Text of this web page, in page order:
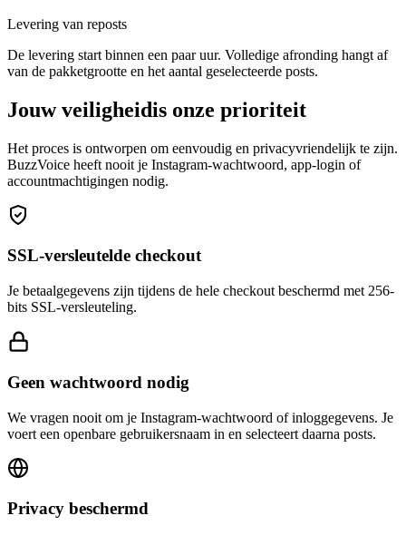
Levering van reposts
De levering start binnen een paar uur. Volledige afronding hangt af
van de pakketgrootte en het aantal geselecteerde posts.
Jouw veiligheidis onze prioriteit
Het proces is ontworpen om eenvoudig en privacyvriendelijk te zijn.
BuzzVoice heeft nooit je Instagram-wachtwoord, app-login of
accountmachtigingen nodig.
SSL-versleutelde checkout
Je betaalgegevens zijn tijdens de hele checkout beschermd met 256-
bits SSL-versleuteling.
Geen wachtwoord nodig
We vragen nooit om je Instagram-wachtwoord of inloggegevens. Je
voert een openbare gebruikersnaam in en selecteert daarna posts.
Privacy beschermd